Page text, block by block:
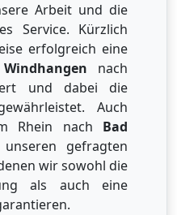
Arbeit und die
Service. Kürzlich
erfolgreich eine
Windhangen nach
und dabei die
Auch
Rhein nach Bad
gefragten
wir sowohl die
als auch eine